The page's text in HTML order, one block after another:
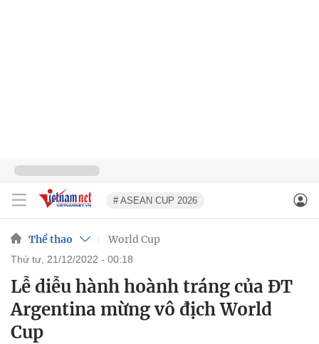
# ASEAN CUP 2026
Thể thao World Cup
thứ tư, 21/12/2022 - 00:18
Lễ diễu hành hoành tráng của ĐT
Argentina mừng vô địch World
Cup